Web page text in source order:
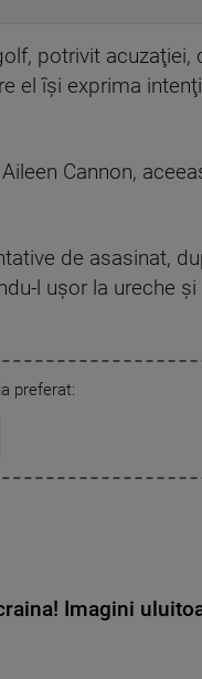
potrivit acuzaţiei,
el îşi exprima
Cannon,
de asasinat,
l uşor la ureche
preferat:
Imagini